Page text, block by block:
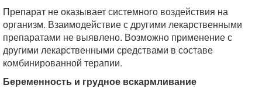
Препарат не оказывает системного воздействия на
организм. Взаимодействие с другими лекарственными
препаратами не выявлено. Возможно применение с
другими лекарственными средствами в составе
комбинированной терапии.
Беременность и грудное вскармливание